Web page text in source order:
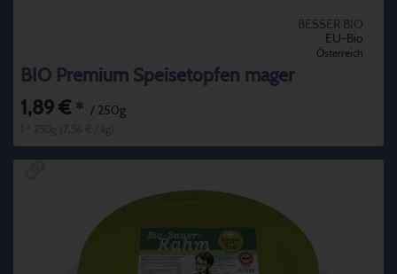
BESSER BIO
EU-Bio
Österreich
BIO Premium Speisetopfen mager
1,89 € * / 250g